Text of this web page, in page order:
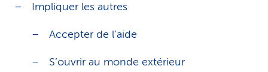
Impliquer les autres
Accepter de l’aide
S’ouvrir au monde extérieur